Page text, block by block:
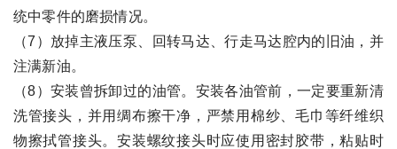
统中零件的磨损情况。
（7）放掉主液压泵、回转马达、行走马达腔内的旧油，并
注满新油。
（8）安装曾拆卸过的油管。安装各油管前，一定要重新清
洗管接头，并用绸布擦干净，严禁用棉纱、毛巾等纤维织
物擦拭管接头。安装螺纹接头时应使用密封胶带，粘贴时